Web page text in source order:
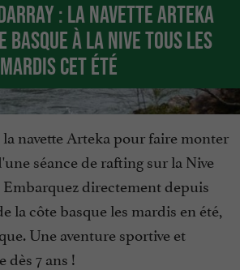
: la navette Arteka
à la Nive tous les
mardis cet été
navette Arteka pour faire monter
séance de rafting sur la Nive
directement depuis
la côte basque les mardis en été,
Une aventure sportive et
dès 7 ans !